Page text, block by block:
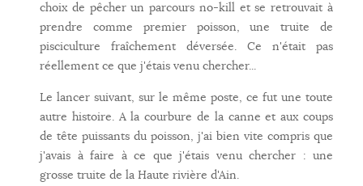
choix de pêcher un parcours no-kill et se retrouvait à
prendre comme premier poisson, une truite de
pisciculture fraîchement déversée. Ce n'était pas
réellement ce que j'étais venu chercher...
Le lancer suivant, sur le même poste, ce fut une toute
autre histoire. A la courbure de la canne et aux coups
de tête puissants du poisson, j'ai bien vite compris que
j'avais à faire à ce que j'étais venu chercher : une
grosse truite de la Haute rivière d'Ain.